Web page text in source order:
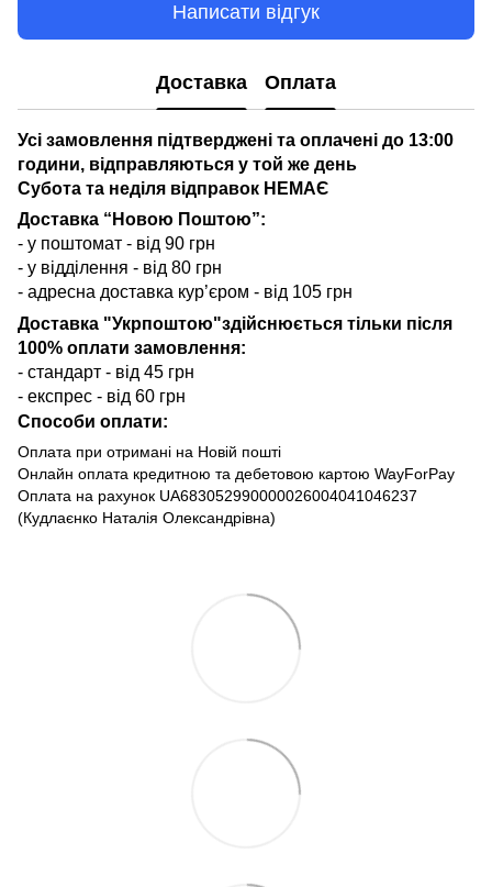
Написати відгук
Доставка Оплата
Усі замовлення підтверджені та оплачені до 13:00
години, відправляються у той же день
Субота та неділя відправок НЕМАЄ
Доставка “Новою Поштою”:
- у поштомат - від 90 грн
- у відділення - від 80 грн
- адресна доставка кур’єром - від 105 грн
Доставка "Укрпоштою"здійснюється тільки після
100% оплати замовлення:
- стандарт - від 45 грн
- експрес - від 60 грн
Способи оплати:
Оплата при отримані на Новій пошті
Онлайн оплата кредитною та дебетовою картою WayForPay
Оплата на рахунок UA683052990000026004041046237
(Кудлаєнко Наталія Олександрівна)